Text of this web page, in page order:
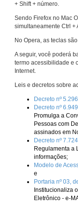
+ Shift + número.
Sendo Firefox no Mac
simultaneamente Ctrl +
No Opera, as teclas
A seguir, você poderá
termo acessibilidade e
Internet.
Leis e decretos sobre
Decreto nº
Decreto nº
Promulga a
Pessoas com
assinados em
Decreto nº
Regulamenta a
informações;
Modelo de
e
Portaria nº 03,
Institucionaliza
Eletrônico - e-